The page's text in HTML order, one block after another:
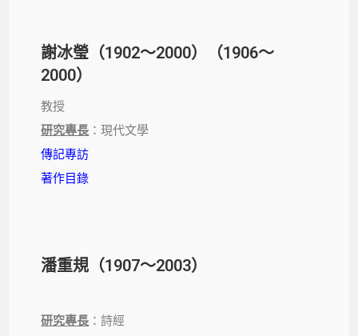
謝冰瑩（1902～2000）（1906～
2000）
教授
研究專長 ：現代文學
傳記專訪
著作目錄
潘重規（1907～2003）
研究專長 ：詩經